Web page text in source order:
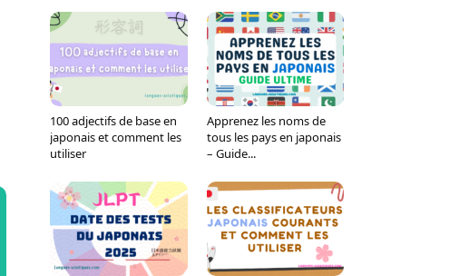
Tumblr WhatsApp Viber
100 adjectifs de base en
japonais et comment les
utiliser
Apprenez les noms de
tous les pays en japonais
– Guide...